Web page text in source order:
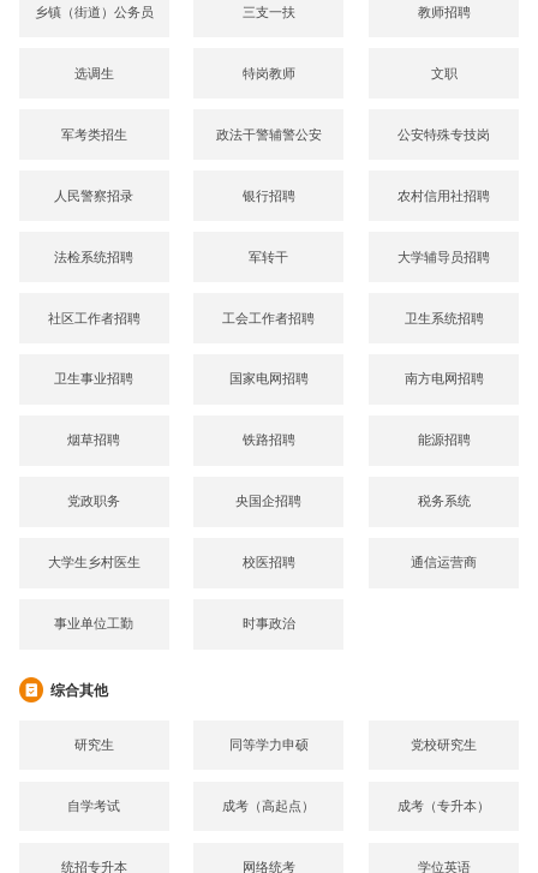
乡镇（街道）公务员 三支一扶 教师招聘
选调生 特岗教师 文职
军考类招生 政法干警辅警公安 公安特殊专技岗
人民警察招录 银行招聘 农村信用社招聘
法检系统招聘 军转干 大学辅导员招聘
社区工作者招聘 工会工作者招聘 卫生系统招聘
卫生事业招聘 国家电网招聘 南方电网招聘
烟草招聘 铁路招聘 能源招聘
党政职务 央国企招聘 税务系统
大学生乡村医生 校医招聘 通信运营商
事业单位工勤 时事政治
综合其他
研究生 同等学力申硕 党校研究生
自学考试 成考（高起点） 成考（专升本）
统招专升本 网络统考 学位英语